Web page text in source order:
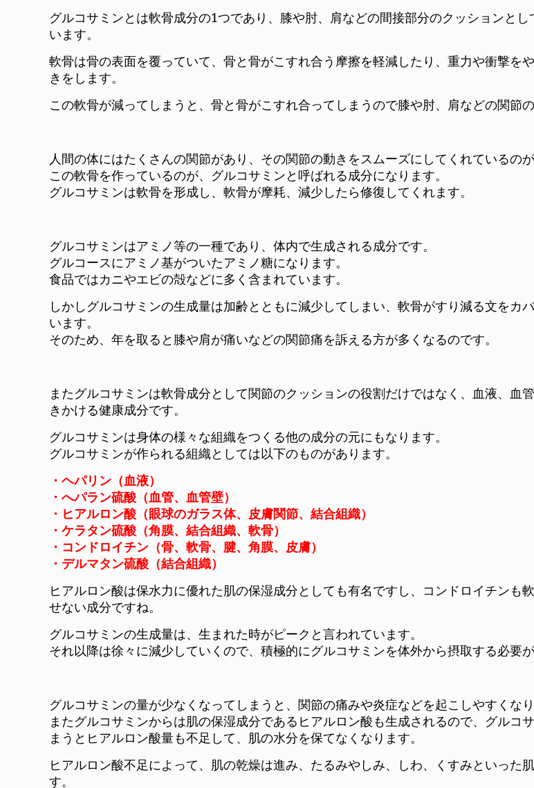
グルコサミンとは軟骨成分の1つであり、膝や肘、肩などの間接部分のクッションと
います。
軟骨は骨の表面を覆っていて、骨と骨がこすれ合う摩擦を軽減したり、重力や衝撃を
きをします。
この軟骨が減ってしまうと、骨と骨がこすれ合ってしまうので膝や肘、肩などの関節
人間の体にはたくさんの関節があり、その関節の動きをスムーズにしてくれているのが
この軟骨を作っているのが、グルコサミンと呼ばれる成分になります。
グルコサミンは軟骨を形成し、軟骨が摩耗、減少したら修復してくれます。
グルコサミンはアミノ等の一種であり、体内で生成される成分です。
グルコースにアミノ基がついたアミノ糖になります。
食品ではカニやエビの殻などに多く含まれています。
しかしグルコサミンの生成量は加齢とともに減少してしまい、軟骨がすり減る文をカ
います。
そのため、年を取ると膝や肩が痛いなどの関節痛を訴える方が多くなるのです。
またグルコサミンは軟骨成分として関節のクッションの役割だけではなく、血液、血
きかける健康成分です。
グルコサミンは身体の様々な組織をつくる他の成分の元にもなります。
グルコサミンが作られる組織としては以下のものがあります。
・ヘパリン（血液）
・へパラン硫酸（血管、血管壁）
・ヒアルロン酸（眼球のガラス体、皮膚関節、結合組織）
・ケラタン硫酸（角膜、結合組織、軟骨）
・コンドロイチン（骨、軟骨、腱、角膜、皮膚）
・デルマタン硫酸（結合組織）
ヒアルロン酸は保水力に優れた肌の保湿成分としても有名ですし、コンドロイチンも
せない成分ですね。
グルコサミンの生成量は、生まれた時がピークと言われています。
それ以降は徐々に減少していくので、積極的にグルコサミンを体外から摂取する必要が
グルコサミンの量が少なくなってしまうと、関節の痛みや炎症などを起こしやすくなり
またグルコサミンからは肌の保湿成分であるヒアルロン酸も生成されるので、グルコ
まうとヒアルロン酸量も不足して、肌の水分を保てなくなります。
ヒアルロン酸不足によって、肌の乾燥は進み、たるみやしみ、しわ、くすみといった
す。